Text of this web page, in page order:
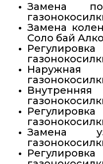
Замена
Замена
Соло бай
Замена